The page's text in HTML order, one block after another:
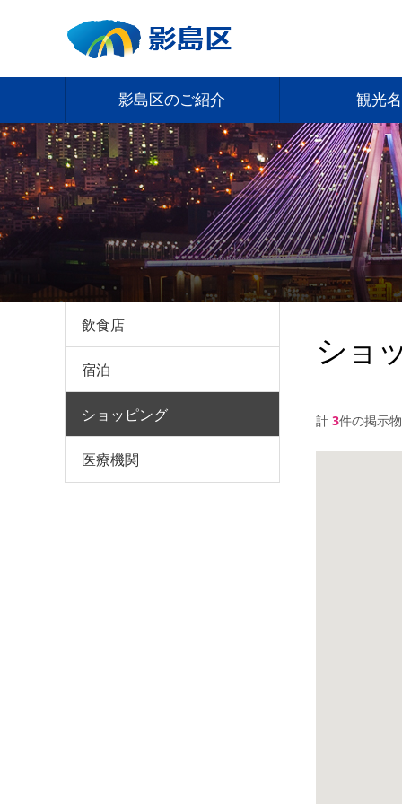
影島区のご紹介 観光
飲食店
宿泊
ショッピング
医療機関
ショ
計 3件の掲示